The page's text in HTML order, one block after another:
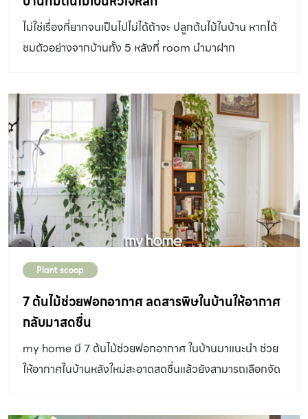
ใจ ไอเดีย และข้อมูลพืชต่าง ๆ ให้ผู้ที่อยากตกแต่งต้นไม้ภายใน
บ้านได้มีไอเดียไปเพิ่มสีสันให้แก่บ้านของตัวเอง •รวม 9
Instagramของมนุษย์ Indoor Plant อยากปลูกต้นไม้ใน
ทน แต่การจะปลูกต้นไม้ในร่มก็มีข้อจำกัดด้วยเช่นกัน โดยต้อง
เลือกต้นไม้ที่สามารถเติบโตได้ในที่แสงน้อย และด้วยความที่
ต้องปลูกในอาคาร เราจึงควรเลือกเป็นไม้กระถางหรือไม้แขวน
เพื่อให้ง่ายต่อการดูแล ควรเลือกต้นไม้ที่มีเอกลักษณ์เพราะ
ภายในอาคารด้วยพื้นที่จำกัดทำให้ไม่ควรปลูกต้นไม้หนาแน่น
เกินไป วันนี้เรามีไอเดียการปลูกต้นไม้ในบ้าน จากบ้านคุณวิทย์
ศิริวิทย์ ริ้วบำรุง นักจัดสวนจาก […]
ไม่ใช่เรื่องที่ยากจนเป็นไปไม่ได้ถ้าจะ ปลูกต้นไม้ในบ้าน หากได้
ชมตัวอย่างจากบ้านทั้ง 5 หลังที่ room นำมาฝาก
Plant scoop
7 ต้นไม้ช่วยฟอกอากาศ ลดสารพิษในบ้านให้อากาศ
กลับมาสดชื่น
my home มี 7 ต้นไม้ช่วยฟอกอากาศ ในบ้านมาแนะนำ ช่วย
ให้อากาศในบ้านหลังใหม่สะอาดสดชื่นแล้วยังสามารถเลือกจัด